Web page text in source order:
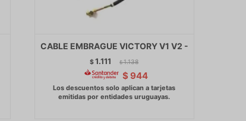
CABLE EMBRAGUE VICTORY V1 V2 -
$1.111 $ 1.138
$ 944